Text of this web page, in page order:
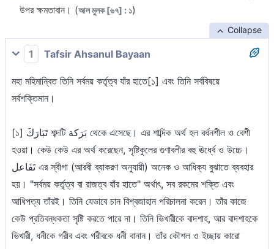
উপর ক্ষমতাবান। (আল মুলক [৬৭] : ১)
Collapse
1 Tafsir Ahsanul Bayaan
মহা মহিমান্বিত তিনি সর্বময় কর্তৃত্ব যাঁর হাতে[১] এবং তিনি সর্ববিষয়ে
সর্বশক্তিমান।
[১] تَبَارَكَ শব্দটি بَرَكة থেকে এসেছে। এর শাব্দিক অর্থ হল বর্ধনশীল ও বেশী
হওয়া। কেউ কেউ এর অর্থ করেছেন, সৃষ্টিকুলের গুণাবলীর বহু ঊর্ধ্বে ও উচ্চে।
تَفَاعل এর স্বীগা (আরবী ব্যাকরণ অনুযায়ী) অনেক ও আধিক্য বুঝাতে ব্যবহার
হয়। "সর্বময় কর্তৃত্ব বা রাজত্ব যাঁর হাতে" অর্থাৎ, সব রকমের শক্তি এবং
আধিপত্য তাঁরই। তিনি যেভাবে চান বিশ্বজাহান পরিচালনা করেন। তাঁর কাজে
কেউ প্রতিবন্ধকতা সৃষ্টি করতে পারে না। তিনি ভিখারীকে বাদশাহ, আর বাদশাহকে
ভিখারী, ধনীকে গরীব এবং গরীবকে ধনী বানান। তাঁর কৌশল ও ইচ্ছায় কারো